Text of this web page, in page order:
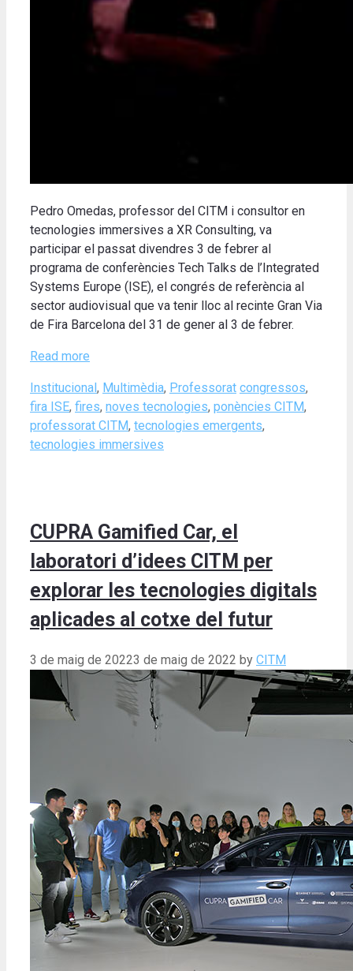
Pedro Omedas, professor del CITM i consultor en
tecnologies immersives a XR Consulting, va
participar el passat divendres 3 de febrer al
programa de conferències Tech Talks de l’Integrated
Systems Europe (ISE), el congrés de referència al
sector audiovisual que va tenir lloc al recinte Gran Via
de Fira Barcelona del 31 de gener al 3 de febrer.
Read more
Categories
Institucional, Multimèdia, Professorat Tags
congressos,
fira ISE, fires, noves tecnologies, ponències CITM,
professorat CITM, tecnologies emergents,
tecnologies immersives
CUPRA Gamified Car, el
laboratori d’idees CITM per
explorar les tecnologies digitals
aplicades al cotxe del futur
3 de maig de 20223 de maig de 2022 by CITM